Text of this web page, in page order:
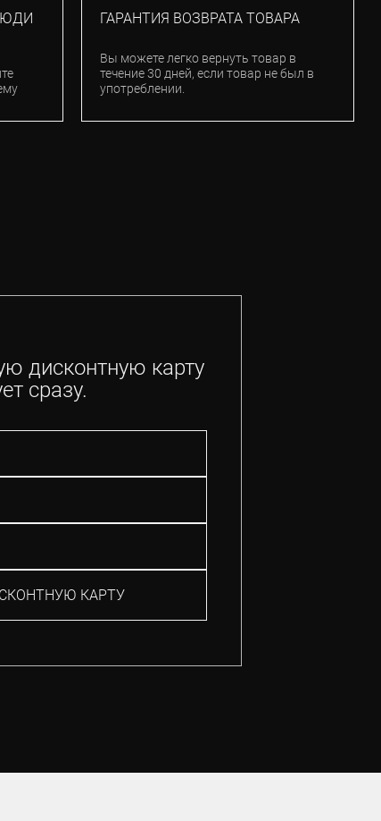
ГАРАНТИЯ ВОЗВРАТА ТОВАРА
Вы можете легко вернуть товар в
течение 30 дней, если товар не был в
употреблении.
дисконтную карту
сразу.
КАРТУ